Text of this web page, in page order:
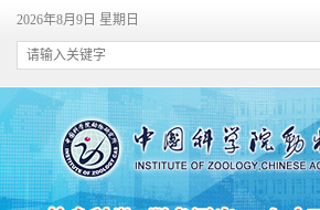
2026年8月9日 星期日